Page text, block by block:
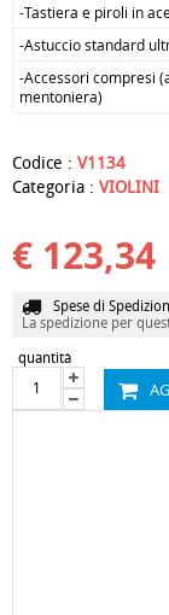
-Tastiera e piroli in
-Astuccio standard
-Accessori compresi
mentoniera)
Codice : V1134
Categoria : VIOLINI
€ 123,34
Spese di
La spedizione per
quantità